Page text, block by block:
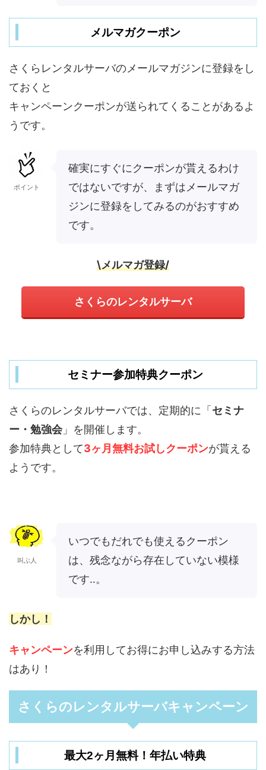
メルマガクーポン
さくらレンタルサーバのメールマガジンに登録をし
ておくと
キャンペーンクーポンが送られてくることがあるよ
うです。
ポイント
確実にすぐにクーポンが貰えるわけ
ではないですが、まずはメールマガ
ジンに登録をしてみるのがおすすめ
です。
\メルマガ登録/
さくらのレンタルサーバ
セミナー参加特典クーポン
さくらのレンタルサーバでは、定期的に「セミナ
ー・勉強会」を開催します。
参加特典として3ヶ月無料お試しクーポンが貰える
ようです。
叫ぶ人
いつでもだれでも使えるクーポン
は、残念ながら存在していない模様
です‥。
しかし！
キャンペーンを利用してお得にお申し込みする方法
はあり！
さくらのレンタルサーバキャンペーン
最大2ヶ月無料！年払い特典